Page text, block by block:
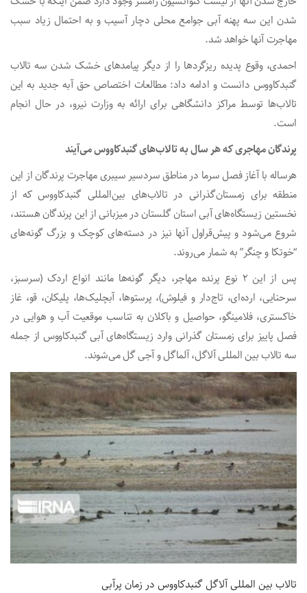
شدن این سه پهنه آبی جوامع محلی دچار آسیب و به احتمال زیاد سبب
مهاجرت آنها خواهد شد.
احمدی، وقوع پدیده ریزگردها را از دیگر پیامدهای خشک شدن سه تالاب
گنبدکاووس دانست و ادامه داد: مطالعات اختصاص حق آبه جدید به این
تالاب‌ها توسط مراکز دانشگاهی برای ارائه به وزارت نیرو، در حال انجام
است.
پرندگان مهاجری که هر سال به تالاب‌های گنبدکاووس می‌آیند
هرساله با آغاز فصل سرما در مناطق سردسیر سیبری مهاجرت پرندگان از این
منطقه برای زمستان‌گذرانی در تالاب‌های بین‌المللی گنبدکاووس که از
نخستین زیستگاه‌های آبی استان گلستان در میزبانی از این پرندگان هستند،
شروع می‌شود و پیش‌قراول آنها نیز در دسته‌های کوچک و بزرگ گونه‌های
“خوتکا و چنگر” به شمار می‌روند.
پس از این ۲ نوع پرنده مهاجر، دیگر گونه‌ها مانند انواع اردک‌ (سرسبز،
سرحنایی، ارده‌ای، تاج‌دار و فیلوش)، پرستوها، آبچلیک‌ها، پلیکان، قو، غاز
خاکستری، فلامینگو، حواصیل و باکلان به تناسب موقعیت آب و هوایی در
فصل پاییز برای زمستان گذرانی وارد زیستگاه‌های آبی گنبدکاووس از جمله
سه تالاب بین المللی آلاگل، آلماگل و آجی گل می‌شوند.
تالاب بین المللی آلاگل گنبدکاووس در زمان پرآبی